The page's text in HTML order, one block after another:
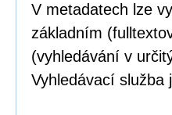
V metadatech lze
základním
(vyhledávání v
Vyhledávací služba